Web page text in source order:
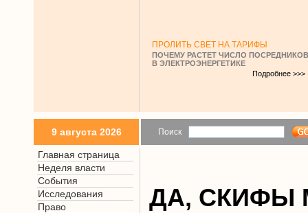
ПРОЛИТЬ СВЕТ НА ТАРИФЫ
ПОЧЕМУ РАСТЕТ ЧИСЛО ПОСРЕДНИКОВ
В ЭЛЕКТРОЭНЕРГЕТИКЕ
Подробнее >>>
9 августа 2026 Поиск
Главная страница
Неделя власти
События
Исследования
Право
ДА, СКИФЫ